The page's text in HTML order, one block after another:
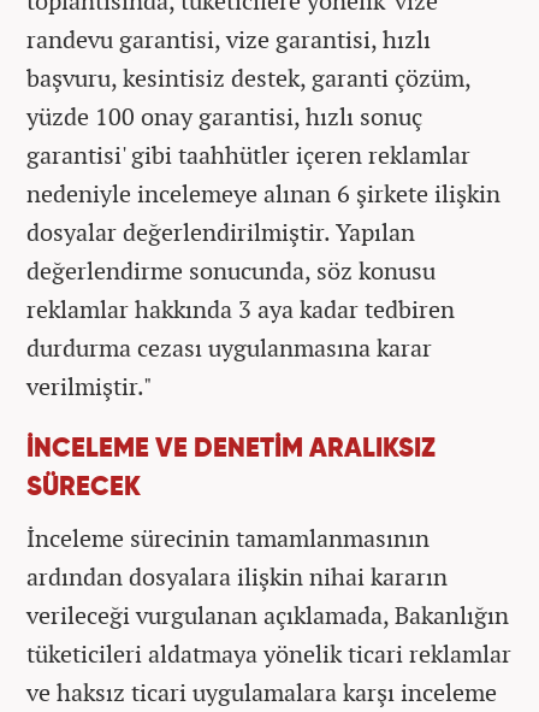
randevu garantisi, vize garantisi, hızlı
başvuru, kesintisiz destek, garanti çözüm,
yüzde 100 onay garantisi, hızlı sonuç
garantisi' gibi taahhütler içeren reklamlar
nedeniyle incelemeye alınan 6 şirkete ilişkin
dosyalar değerlendirilmiştir. Yapılan
değerlendirme sonucunda, söz konusu
reklamlar hakkında 3 aya kadar tedbiren
durdurma cezası uygulanmasına karar
verilmiştir."
İNCELEME VE DENETİM ARALIKSIZ
SÜRECEK
İnceleme sürecinin tamamlanmasının
ardından dosyalara ilişkin nihai kararın
verileceği vurgulanan açıklamada, Bakanlığın
tüketicileri aldatmaya yönelik ticari reklamlar
ve haksız ticari uygulamalara karşı inceleme